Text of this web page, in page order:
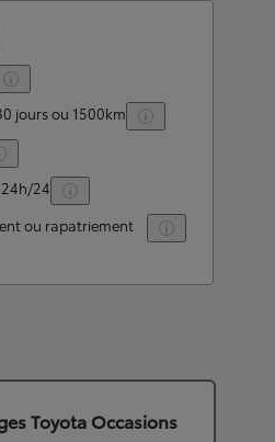
jours ou 1500km
24
ou rapatriement
Toyota Occasions